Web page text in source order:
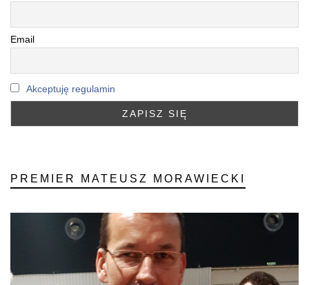
Email
Akceptuję regulamin
PREMIER MATEUSZ MORAWIECKI